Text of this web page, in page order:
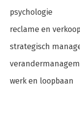
psychologie
reclame en
strategisch
werk en loopbaan